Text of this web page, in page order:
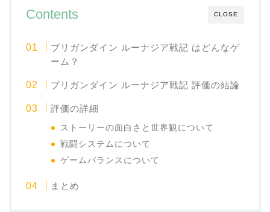
CLOSE
Contents
ブリガンダイン ルーナジア戦記 はどんなゲ
ーム？
ブリガンダイン ルーナジア戦記 評価の結論
評価の詳細
ストーリーの面白さと世界観について
戦闘システムについて
ゲームバランスについて
まとめ